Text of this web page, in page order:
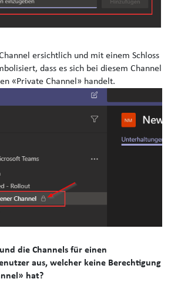
ersichtlich und mit einem Schloss
dass es sich bei diesem Channel
«Private Channel» handelt.
die Channels für einen
aus, welcher keine Berechtigung
hat?